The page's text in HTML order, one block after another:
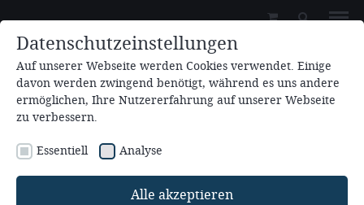
Zum Kalender hinzufügen
Datenschutzeinstellungen
Auf unserer Webseite werden Cookies verwendet. Einige
davon werden zwingend benötigt, während es uns andere
ermöglichen, Ihre Nutzererfahrung auf unserer Webseite
zu verbessern.
Essentiell Analyse
Alle akzeptieren